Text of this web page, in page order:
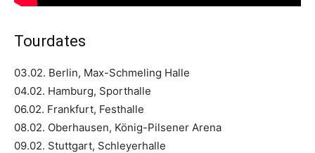
Tourdates
03.02. Berlin, Max-Schmeling Halle
04.02. Hamburg, Sporthalle
06.02. Frankfurt, Festhalle
08.02. Oberhausen, König-Pilsener Arena
09.02. Stuttgart, Schleyerhalle